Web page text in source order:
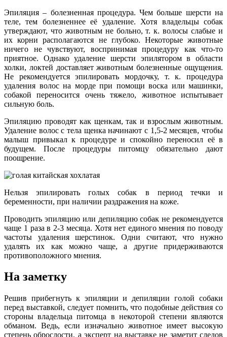
Эпиляция – болезненная процедура. Чем больше шерсти на
теле, тем болезненнее её удаление. Хотя владельцы собак
утверждают, что животным не больно, т. к. волосы слабые и
их корни располагаются не глубоко. Некоторые животные
ничего не чувствуют, воспринимая процедуру как что-то
приятное. Однако удаление шерсти эпилятором в области
холки, локтей доставляет животным болезненные ощущения.
Не рекомендуется эпилировать мордочку, т. к. процедура
удаления волос на морде при помощи воска или машинки,
собакой переносится очень тяжело, животное испытывает
сильную боль.
Эпиляцию проводят как щенкам, так и взрослым животным.
Удаление волос с тела щенка начинают с 1,5-2 месяцев, чтобы
малыш привыкал к процедуре и спокойно переносил её в
будущем. После процедуры питомцу обязательно дают
поощрение.
Нельзя эпилировать голых собак в период течки и
беременности, при наличии раздражения на коже.
Проводить эпиляцию или депиляцию собак не рекомендуется
чаще 1 раза в 2-3 месяца. Хотя нет единого мнения по поводу
частоты удаления шерстинок. Одни считают, что нужно
удалять их как можно чаще, а другие придерживаются
противоположного мнения.
На заметку
Решив прибегнуть к эпиляции и депиляции голой собаки
перед выставкой, следует помнить, что подобные действия со
стороны владельца питомца в некоторой степени являются
обманом. Ведь, если изначально животное имеет высокую
степень оброслости, а эксперт на выставке не заметит следов